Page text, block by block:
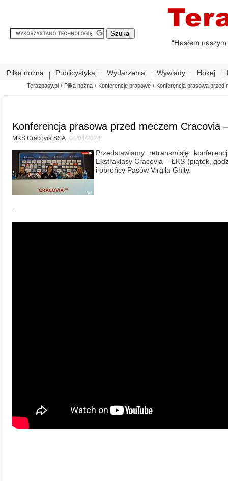
Piłka nożna Publicystyka Wydarzenia Wywiady Hokej
Terazpasy.pl / Piłka nożna / Konferencje prasowe / Konferencja prasowa przed
Konferencja prasowa przed meczem Cracovia
MKS Cracovia SSA 04/04/2024
Przedstawiamy retransmisję
Ekstraklasy Cracovia – ŁKS (piątek,
i obrońcy Pasów Virgila Ghity.